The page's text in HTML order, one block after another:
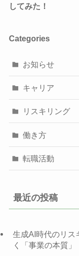
してみた！
Categories
お知らせ
キャリア
リスキリング
働き方
転職活動
最近の投稿
生成AI時代のリス
く「事業の本質」